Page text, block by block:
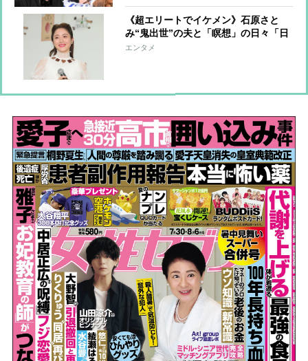
《超エリートでイケメン》石原さと
み“鬼出世”の夫と「瞑想」の日々「日
本でも多くの企業が導入」その効果と
エンタメ